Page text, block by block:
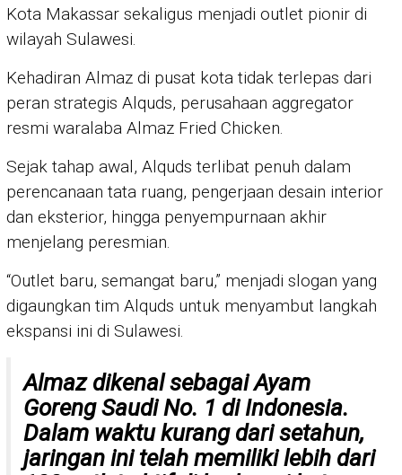
Kota Makassar sekaligus menjadi outlet pionir di
wilayah Sulawesi.
Kehadiran Almaz di pusat kota tidak terlepas dari
peran strategis Alquds, perusahaan aggregator
resmi waralaba Almaz Fried Chicken.
Sejak tahap awal, Alquds terlibat penuh dalam
perencanaan tata ruang, pengerjaan desain interior
dan eksterior, hingga penyempurnaan akhir
menjelang peresmian.
“Outlet baru, semangat baru,” menjadi slogan yang
digaungkan tim Alquds untuk menyambut langkah
ekspansi ini di Sulawesi.
Almaz dikenal sebagai Ayam
Goreng Saudi No. 1 di Indonesia.
Dalam waktu kurang dari setahun,
jaringan ini telah memiliki lebih dari